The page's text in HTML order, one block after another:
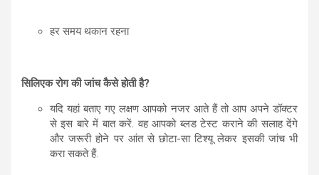
हर समय थकान रहना
सिलिएक रोग की जांच कैसे होती है?
यदि यहां बताए गए लक्षण आपको नजर आते हैं तो आप अपने डॉक्टर
से इस बारे में बात करें. वह आपको ब्लड टेस्ट कराने की सलाह देंगे
और जरूरी होने पर आंत से छोटा-सा टिश्यू लेकर इसकी जांच भी
करा सकते हैं.